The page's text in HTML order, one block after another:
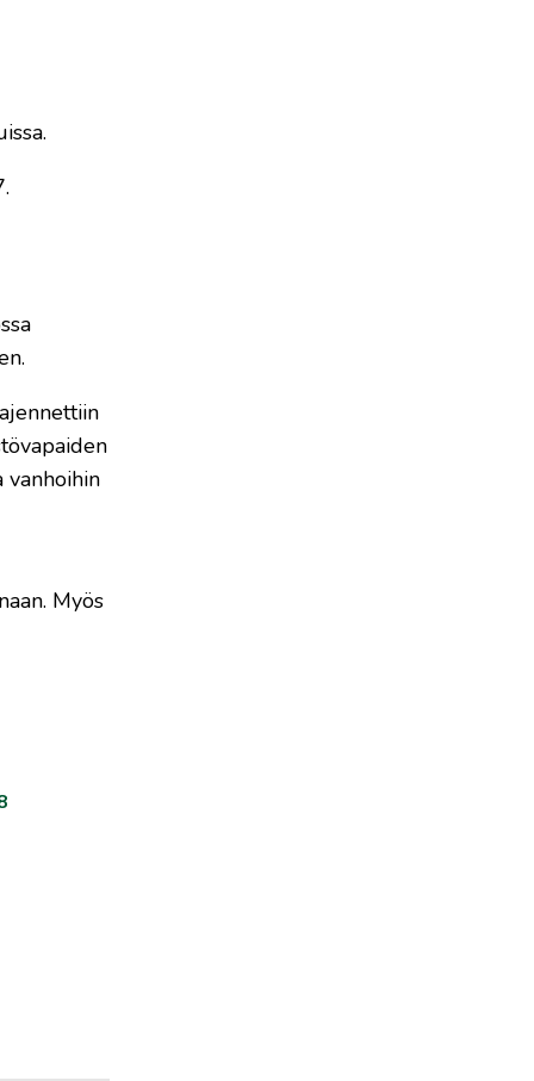
vanhoihin
Myös